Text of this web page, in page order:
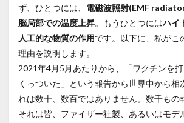
ず、ひとつには、 電磁波照射(EMF
脳局部での温度上昇。もうひとつにはハイ
人工的な物質の作用です。以下に、私がこ
理由を説明します。
2021年4月5月あたりから、「ワクチンを
くっついた」という報告から世界中から相
れは数十、数百ではありません。数千もの
それは皆、ファイザー社製、あるいはモデ